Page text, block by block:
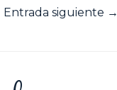
Entrada siguiente →